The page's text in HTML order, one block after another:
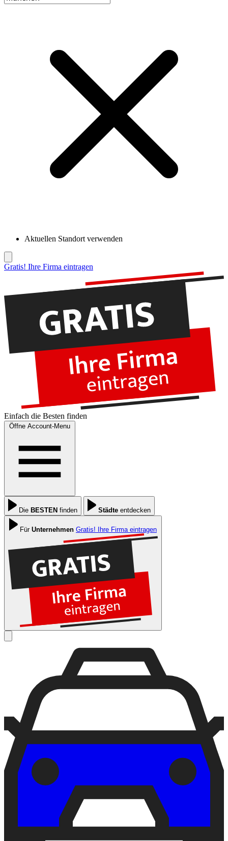
Aktuellen Standort verwenden
Gratis! Ihre Firma eintragen
Einfach die Besten finden
Öffne Account-Menu
Die BESTEN finden Städte entdecken
Für Unternehmen Gratis! Ihre Firma eintragen